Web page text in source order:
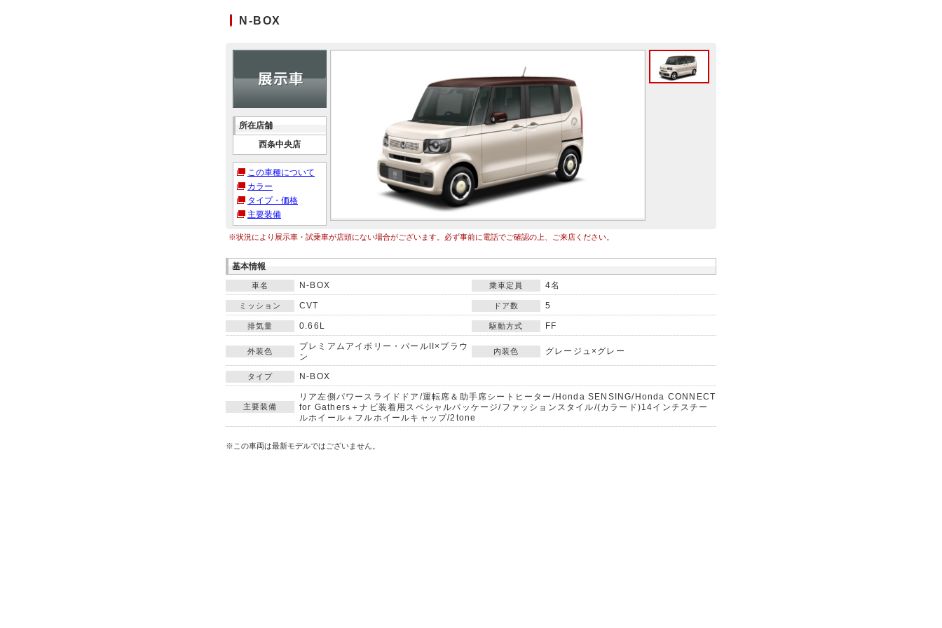
N-BOX
所在店舗
西条中央店
この車種について
カラー
タイプ・価格
主要装備
※状況により展示車・試乗車が店頭にない場合がございます。必ず事前に電話でご確認の上、ご来店ください。
基本情報
車名 N-BOX 乗車定員 4名
ミッション CVT ドア数 5
排気量 0.66L 駆動方式 FF
外装色
プレミアムアイボリー・パールII×ブラウ
ン
内装色 グレージュ×グレー
タイプ N-BOX
主要装備
リア左側パワースライドドア/運転席＆助手席シートヒーター/Honda SENSING/Honda CONNECT
for Gathers＋ナビ装着用スペシャルパッケージ/ファッションスタイル/(カラード)14インチスチー
ルホイール＋フルホイールキャップ/2tone
※この車両は最新モデルではございません。